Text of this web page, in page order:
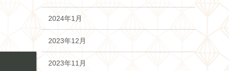
2024年1月
2023年12月
2023年11月